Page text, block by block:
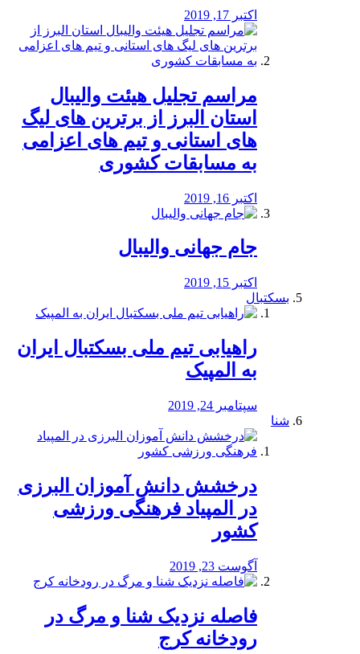
اکتبر 17, 2019
مراسم تجلیل هیئت والیبال
استان البرز از برترین های لیگ
های استانی و تیم های اعزامی
به مسابقات کشوری
اکتبر 16, 2019
جام جهانی والیبال
اکتبر 15, 2019
بسکتبال
راهیابی تیم ملی بسکتبال ایران
به المپیک
سپتامبر 24, 2019
شنا
درخشش دانش آموزان البرزی
در المپیاد فرهنگی ورزشی
کشور
آگوست 23, 2019
️فاصله نزدیک شنا و مرگ در
رودخانه کرج